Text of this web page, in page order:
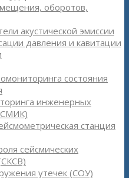
оборотов,
акустической эмиссии
давления и кавитации
состояния
инженерных
станция
сейсмических
утечек (СОУ)